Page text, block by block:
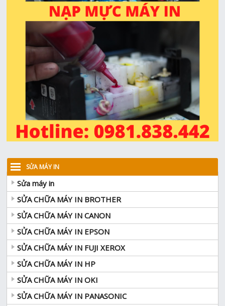
SỬA MÁY IN
Sửa máy in
SỬA CHỮA MÁY IN BROTHER
SỬA CHỮA MÁY IN CANON
SỬA CHỮA MÁY IN EPSON
SỬA CHỮA MÁY IN FUJI XEROX
SỬA CHỮA MÁY IN HP
SỬA CHỮA MÁY IN OKI
SỬA CHỮA MÁY IN PANASONIC